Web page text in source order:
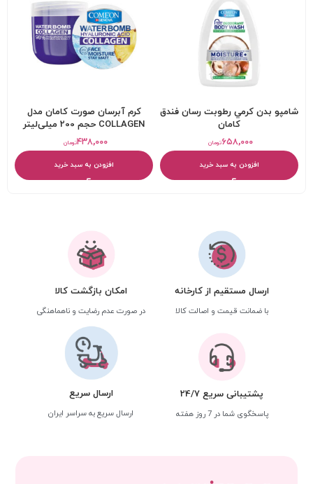
شامپو بدن کرمي رطوبت رسان فندق
کامان
تومان۶۵۸,۰۰۰
افزودن به سبد خرید
کرم آبرسان صورت کامان مدل
COLLAGEN حجم 200 میلی‌لیتر
تومان۴۳۸,۰۰۰
افزودن به سبد خرید
ارسال مستقیم از کارخانه
با ضمانت قیمت و اصالت کالا
امکان بازگشت کالا
در صورت عدم رضایت و ناهماهنگی
پشتیبانی سریع 24/7
پاسخگوی شما در 7 روز هفته
ارسال سریع
ارسال سریع به سراسر ایران